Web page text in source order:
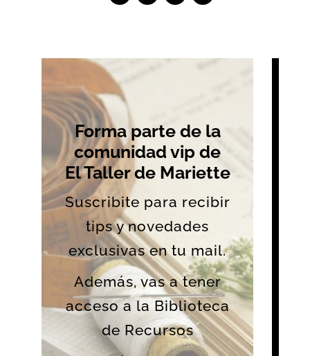
Forma parte de la
comunidad vip de
El Taller de Mariette
Suscribite para recibir
tips y novedades
exclusivas en tu mail.
Además, vas a tener
acceso a la Biblioteca
de Recursos